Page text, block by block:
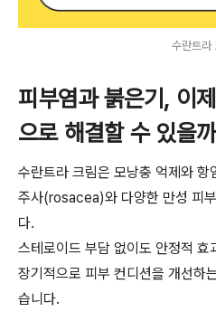
수란트라
피부염과 붉은기, 이
으로 해결할 수 있을까
수란트라 크림은 모낭충 억제와 항
주사(rosacea)와 다양한 만성 피
다.
스테로이드 부담 없이도 안정적 효
장기적으로 피부 컨디션을 개선하
습니다.